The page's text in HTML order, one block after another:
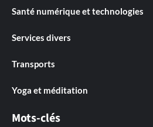
Santé numérique et technologies
Services divers
Transports
Yoga et méditation
Mots-clés